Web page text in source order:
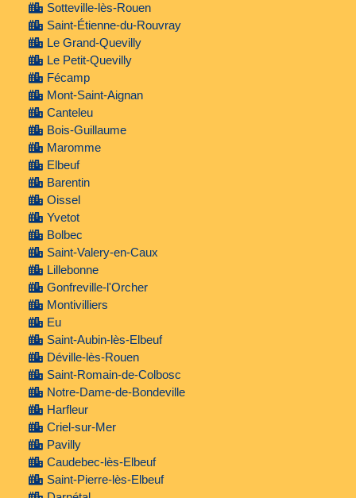
Sotteville-lès-Rouen
Saint-Étienne-du-Rouvray
Le Grand-Quevilly
Le Petit-Quevilly
Fécamp
Mont-Saint-Aignan
Canteleu
Bois-Guillaume
Maromme
Elbeuf
Barentin
Oissel
Yvetot
Bolbec
Saint-Valery-en-Caux
Lillebonne
Gonfreville-l'Orcher
Montivilliers
Eu
Saint-Aubin-lès-Elbeuf
Déville-lès-Rouen
Saint-Romain-de-Colbosc
Notre-Dame-de-Bondeville
Harfleur
Criel-sur-Mer
Pavilly
Caudebec-lès-Elbeuf
Saint-Pierre-lès-Elbeuf